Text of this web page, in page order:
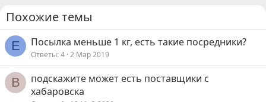
Похожие темы
E Посылка меньше 1 кг, есть такие посредники?
Ответы 4 2 Мар 2019
В
подскажите может есть поставщики с
хабаровска